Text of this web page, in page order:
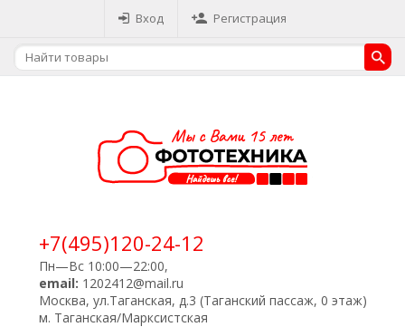
Вход Регистрация
+7(495)120-24-12
Пн—Вс 10:00—22:00,
email: 1202412@mail.ru
Москва, ул.Таганская, д.3 (Таганский пассаж, 0 этаж)
м. Таганская/Марксистская